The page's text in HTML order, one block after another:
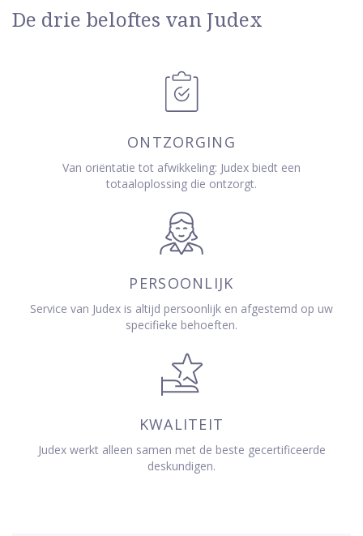
De drie beloftes van Judex
ONTZORGING
Van oriëntatie tot afwikkeling: Judex biedt een
totaaloplossing die ontzorgt.
PERSOONLIJK
Service van Judex is altijd persoonlijk en afgestemd op uw
specifieke behoeften.
KWALITEIT
Judex werkt alleen samen met de beste gecertificeerde
deskundigen.